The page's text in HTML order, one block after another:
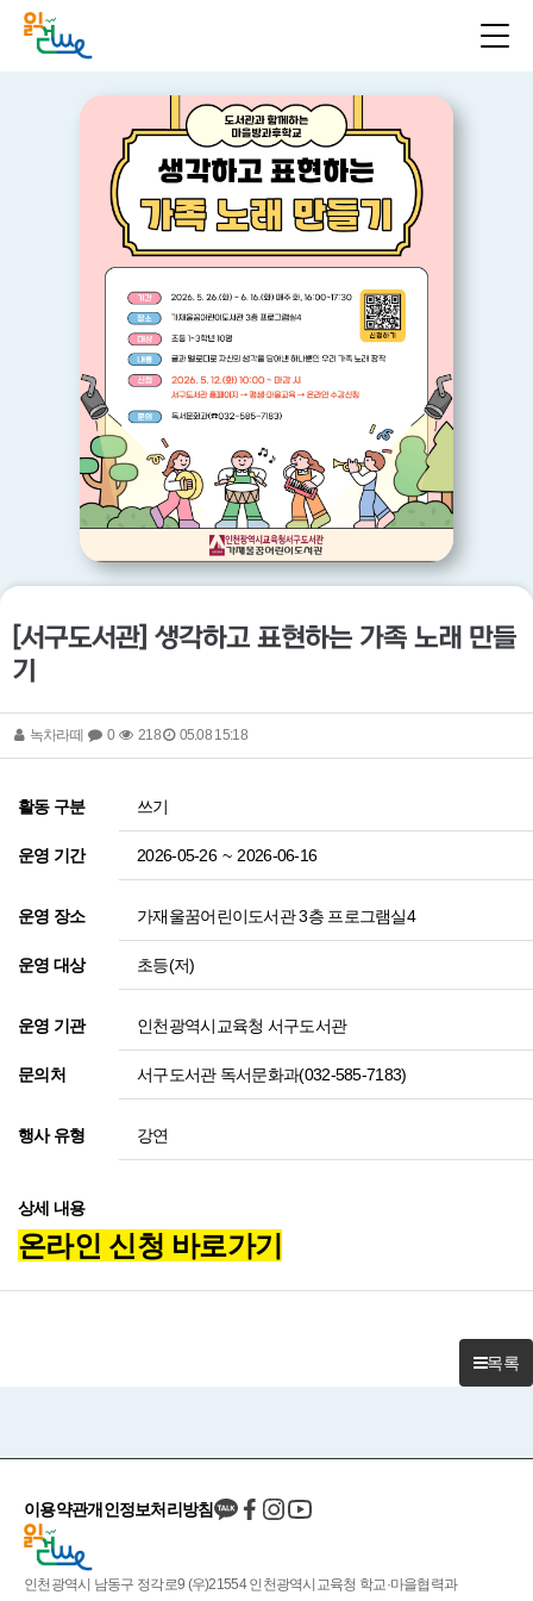
[서구도서관] 생각하고 표현하는 가족 노래 만들
기
녹차라떼 0 218 05.08 15:18
활동 구분 쓰기
운영 기간 2026-05-26 ~ 2026-06-16
운영 장소 가재울꿈어린이도서관 3층 프로그램실4
운영 대상 초등(저)
운영 기관 인천광역시교육청 서구도서관
문의처 서구도서관 독서문화과(032-585-7183)
행사 유형 강연
상세 내용
온라인 신청 바로가기
목록
인천광역시 남동구 정각로9 (우)21554 인천광역시교육청 학교·마을협력과
이용약관개인정보처리방침